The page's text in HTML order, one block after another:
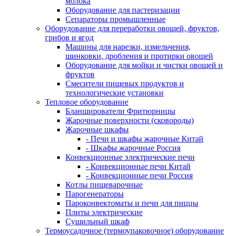
Оборудование для пастеризации
Сепараторы промышленные
Оборудование для переработки овощей, фруктов,
грибов и ягод
Машины для нарезки, измельчения,
шинковки, дробления и протирки овощей
Оборудование для мойки и чистки овощей и
фруктов
Смесители пищевых продуктов и
технологические установки
Тепловое оборудование
Бланширователи Фритюрницы
Жарочные поверхности (сковороды)
Жарочные шкафы
- Печи и шкафы жарочные Китай
- Шкафы жарочные Россия
Конвекционные электрические печи
- Конвекционные печи Китай
- Конвекционные печи Россия
Котлы пищеварочные
Парогенераторы
Пароконвектоматы и печи для пиццы
Плиты электрические
Сушильный шкаф
Термоусадочное (термоупаковочное) оборудование